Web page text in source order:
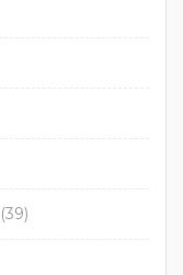
(39)